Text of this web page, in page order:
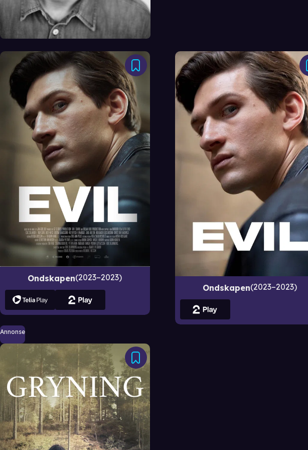
Ondskapen 2023–2023
Ondskapen 2023–2023
Annonse